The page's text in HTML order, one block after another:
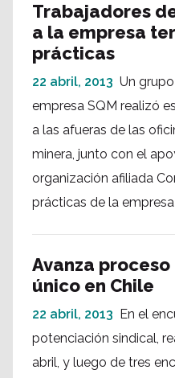
Trabajadores
a la empresa
prácticas
22 abril, 2013 Un
empresa SQM realizó
a las afueras de las
minera, junto con el
organización afiliada
prácticas de la
Avanza
único en Chile
22 abril, 2013 En el
potenciación sindical,
abril, y luego de tres